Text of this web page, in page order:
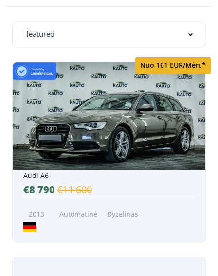
featured
Nuo 161 EUR/Mėn.*
Audi A6
€8 790 €11 600
2013 Automatinė Dyzelinas